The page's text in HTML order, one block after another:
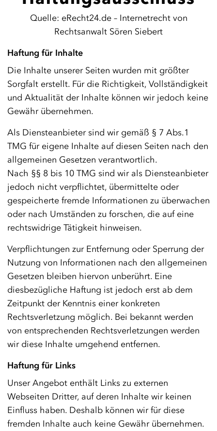
Quelle: eRecht24.de – Internetrecht von
Rechtsanwalt Sören Siebert
Haftung für Inhalte
Die Inhalte unserer Seiten wurden mit größter
Sorgfalt erstellt. Für die Richtigkeit, Vollständigkeit
und Aktualität der Inhalte können wir jedoch keine
Gewähr übernehmen.
Als Diensteanbieter sind wir gemäß § 7 Abs.1
TMG für eigene Inhalte auf diesen Seiten nach den
allgemeinen Gesetzen verantwortlich.
Nach §§ 8 bis 10 TMG sind wir als Diensteanbieter
jedoch nicht verpflichtet, übermittelte oder
gespeicherte fremde Informationen zu überwachen
oder nach Umständen zu forschen, die auf eine
rechtswidrige Tätigkeit hinweisen.
Verpflichtungen zur Entfernung oder Sperrung der
Nutzung von Informationen nach den allgemeinen
Gesetzen bleiben hiervon unberührt. Eine
diesbezügliche Haftung ist jedoch erst ab dem
Zeitpunkt der Kenntnis einer konkreten
Rechtsverletzung möglich. Bei bekannt werden
von entsprechenden Rechtsverletzungen werden
wir diese Inhalte umgehend entfernen.
Haftung für Links
Unser Angebot enthält Links zu externen
Webseiten Dritter, auf deren Inhalte wir keinen
Einfluss haben. Deshalb können wir für diese
fremden Inhalte auch keine Gewähr übernehmen.